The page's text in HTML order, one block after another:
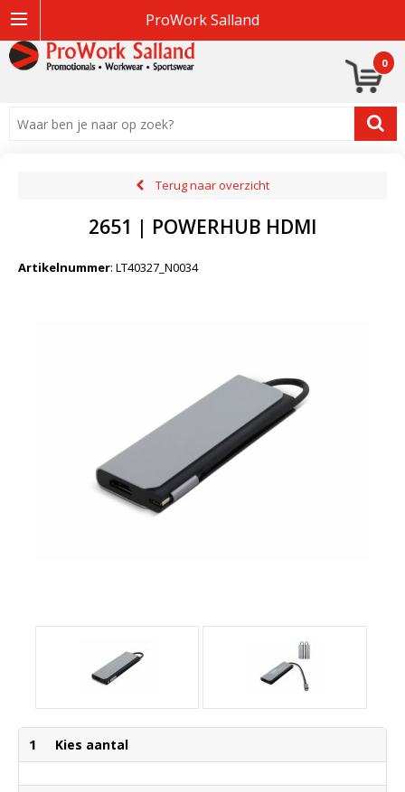
ProWork Salland
0
Terug naar overzicht
2651 | POWERHUB HDMI
Artikelnummer: LT40327_N0034
1 Kies aantal